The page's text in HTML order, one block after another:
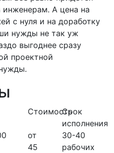
А цена на
с нуля и на доработку
нужды не так уж
выгоднее сразу
проектной
СтоимостьСрок
исполнения
от
45
30-40
рабочих